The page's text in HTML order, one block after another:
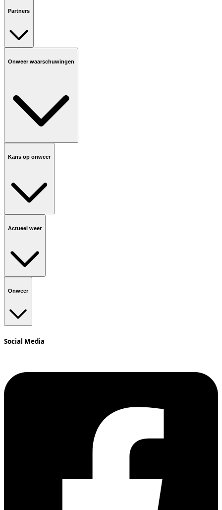
Partners
Onweer waarschuwingen
Kans op onweer
Actueel weer
Onweer
Social Media